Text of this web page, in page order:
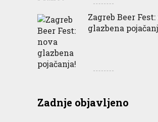
Zagreb Beer
glazbena
Zadnje objavljeno